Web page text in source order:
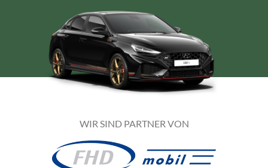
WIR SIND PARTNER VON